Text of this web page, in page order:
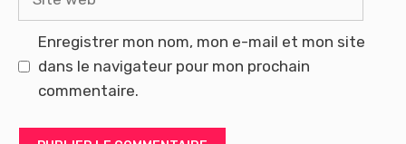
Enregistrer mon nom, mon e-mail et mon site
dans le navigateur pour mon prochain
commentaire.